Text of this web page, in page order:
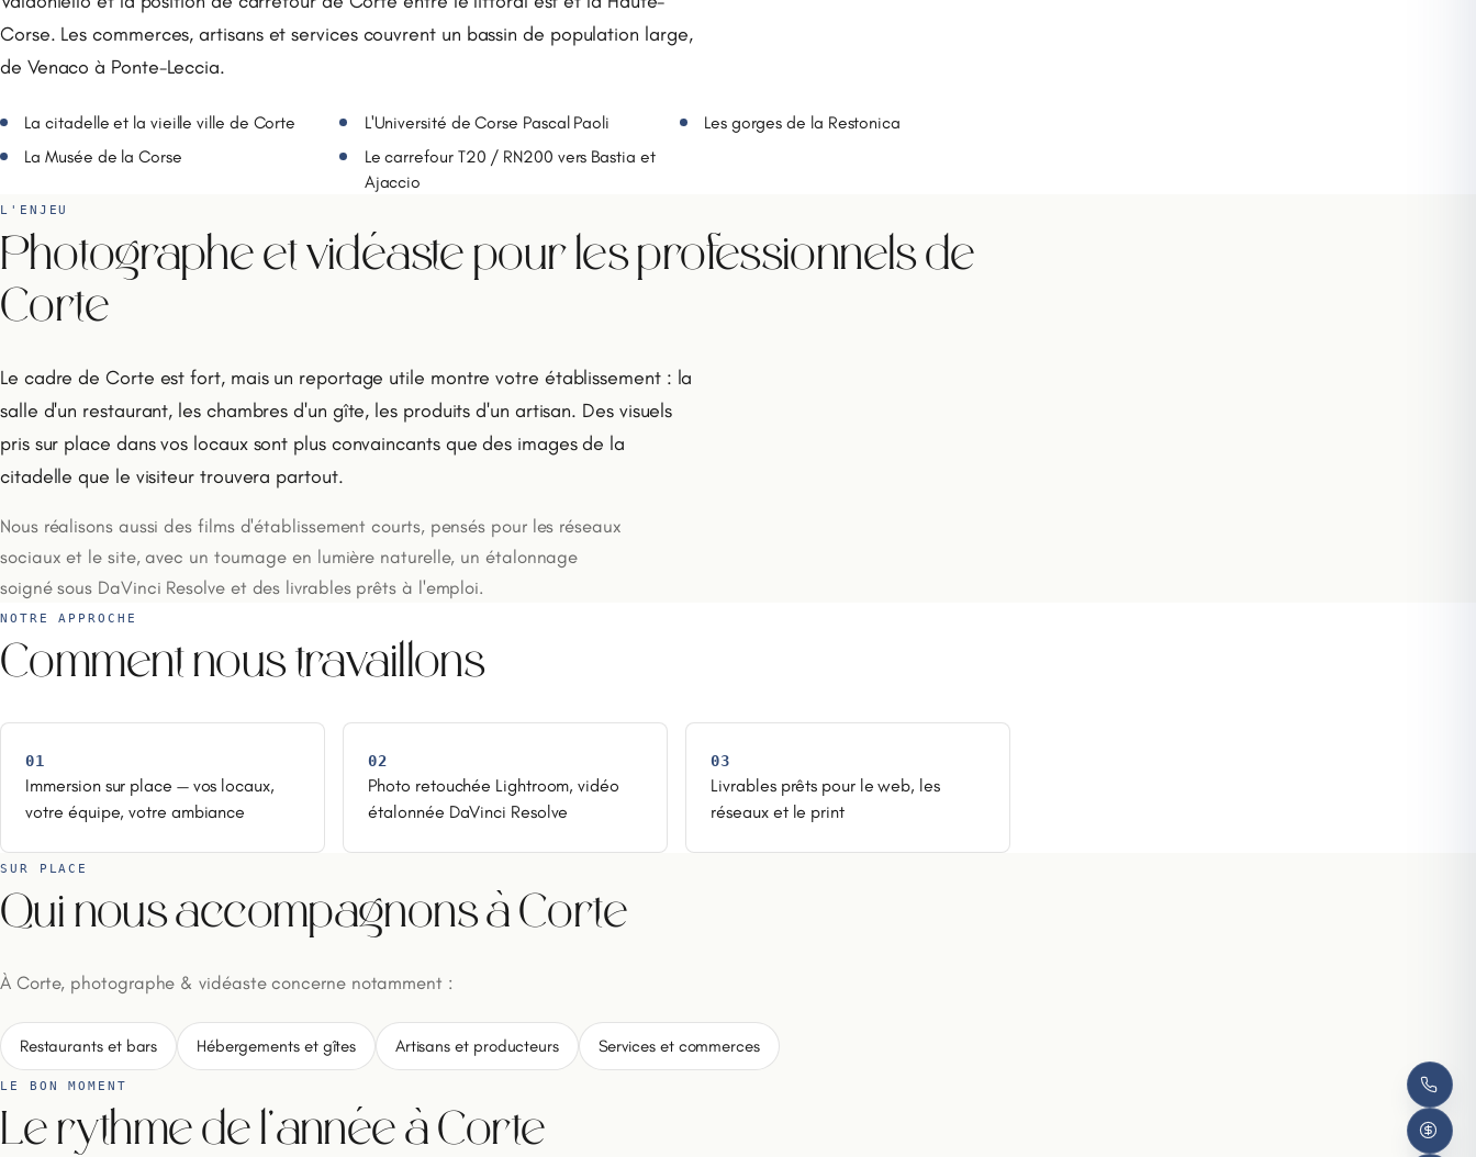
Corse. Les commerces, artisans et services couvrent un bassin de population large,
de Venaco à Ponte-Leccia.
La citadelle et la vieille ville de Corte L'Université de Corse Pascal Paoli
Les gorges de la Restonica
La Musée de la Corse
Le carrefour T20 / RN200 vers Bastia et
Ajaccio
L'ENJEU
Photographe et vidéaste pour les professionnels de
Corte
Le cadre de Corte est fort, mais un reportage utile montre votre établissement : la
salle d'un restaurant, les chambres d'un gîte, les produits d'un artisan. Des visuels
pris sur place dans vos locaux sont plus convaincants que des images de la
citadelle que le visiteur trouvera partout.
Nous réalisons aussi des films d'établissement courts, pensés pour les réseaux
sociaux et le site, avec un tournage en lumière naturelle, un étalonnage
soigné sous DaVinci Resolve et des livrables prêts à l'emploi.
NOTRE APPROCHE
Comment nous travaillons
01
Immersion sur place — vos locaux,
votre équipe, votre ambiance
02
Photo retouchée Lightroom, vidéo
étalonnée DaVinci Resolve
03
Livrables prêts pour le web, les
réseaux et le print
SUR PLACE
Qui nous accompagnons à Corte
À Corte, photographe & vidéaste concerne notamment :
Restaurants et bars Hébergements et gîtes Artisans et producteurs Services et commerces
LE BON MOMENT
Le rythme de l'année à Corte